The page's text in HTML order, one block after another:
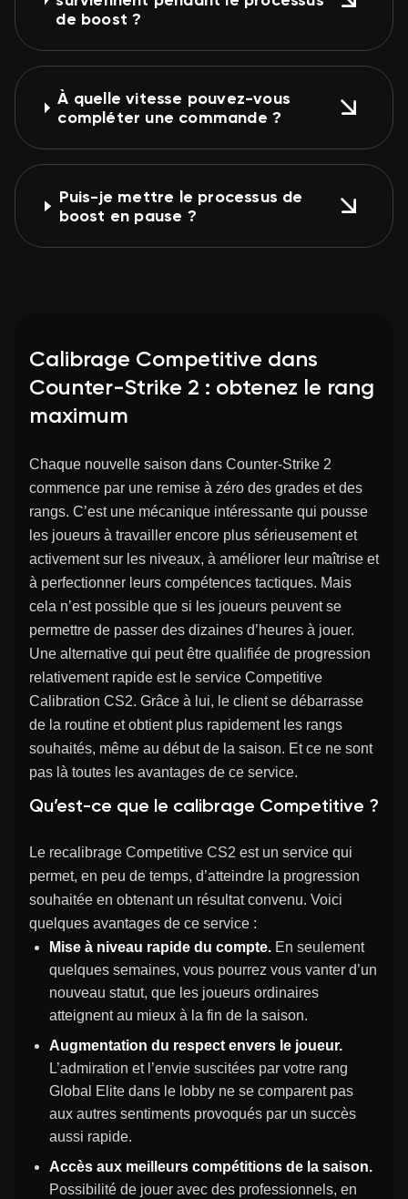
de boost ?
À quelle vitesse pouvez-vous
compléter une commande ?
Puis-je mettre le processus de
boost en pause ?
Calibrage Competitive dans
Counter-Strike 2 : obtenez le rang
maximum
Chaque nouvelle saison dans Counter-Strike 2
commence par une remise à zéro des grades et des
rangs. C’est une mécanique intéressante qui pousse
les joueurs à travailler encore plus sérieusement et
activement sur les niveaux, à améliorer leur maîtrise et
à perfectionner leurs compétences tactiques. Mais
cela n’est possible que si les joueurs peuvent se
permettre de passer des dizaines d’heures à jouer.
Une alternative qui peut être qualifiée de progression
relativement rapide est le service Competitive
Calibration CS2. Grâce à lui, le client se débarrasse
de la routine et obtient plus rapidement les rangs
souhaités, même au début de la saison. Et ce ne sont
pas là toutes les avantages de ce service.
Qu’est-ce que le calibrage Competitive ?
Le recalibrage Competitive CS2 est un service qui
permet, en peu de temps, d’atteindre la progression
souhaitée en obtenant un résultat convenu. Voici
quelques avantages de ce service :
Mise à niveau rapide du compte. En seulement
quelques semaines, vous pourrez vous vanter d’un
nouveau statut, que les joueurs ordinaires
atteignent au mieux à la fin de la saison.
Augmentation du respect envers le joueur.
L’admiration et l’envie suscitées par votre rang
Global Elite dans le lobby ne se comparent pas
aux autres sentiments provoqués par un succès
aussi rapide.
Accès aux meilleurs compétitions de la saison.
Possibilité de jouer avec des professionnels, en